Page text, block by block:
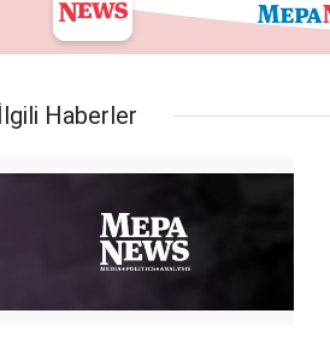
İlgili Haberler